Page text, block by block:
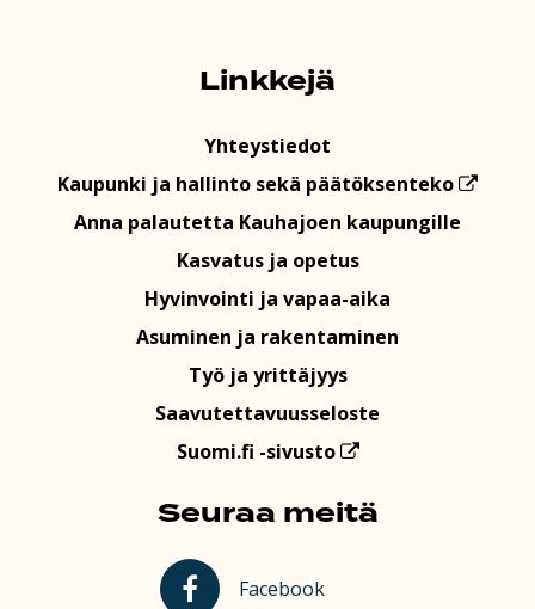
Linkkejä
Yhteystiedot
Kaupunki ja hallinto sekä päätöksenteko
Anna palautetta Kauhajoen kaupungille
Kasvatus ja opetus
Hyvinvointi ja vapaa-aika
Asuminen ja rakentaminen
Työ ja yrittäjyys
Saavutettavuusseloste
Suomi.fi -sivusto
Seuraa meitä
Kauhajoki Facebookissa
Facebook